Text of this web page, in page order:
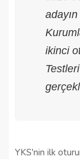
ikinci
YKS'nin ilk